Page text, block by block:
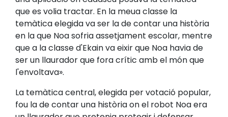
que es volia tractar. En la meua classe la
temàtica elegida va ser la de contar una història
en la que Noa sofria assetjament escolar, mentre
que a la classe d'Ekain va eixir que Noa havia de
ser un llaurador que fora crític amb el món que
l'envoltava».
La temàtica central, elegida per votació popular,
fou la de contar una història on el robot Noa era